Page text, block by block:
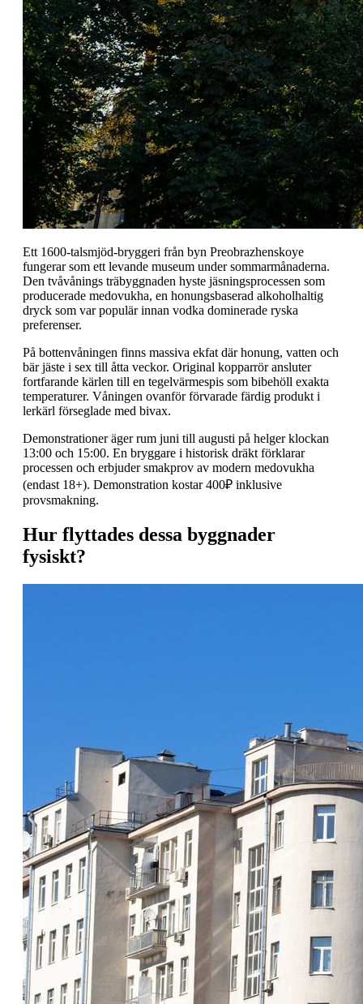
Ett 1600-talsmjöd-bryggeri från byn Preobrazhenskoye
fungerar som ett levande museum under sommarmånaderna.
Den tvåvånings träbyggnaden hyste jäsningsprocessen som
producerade medovukha, en honungsbaserad alkoholhaltig
dryck som var populär innan vodka dominerade ryska
preferenser.
På bottenvåningen finns massiva ekfat där honung, vatten och
bär jäste i sex till åtta veckor. Original kopparrör ansluter
fortfarande kärlen till en tegelvärmespis som bibehöll exakta
temperaturer. Våningen ovanför förvarade färdig produkt i
lerkärl förseglade med bivax.
Demonstrationer äger rum juni till augusti på helger klockan
13:00 och 15:00. En bryggare i historisk dräkt förklarar
processen och erbjuder smakprov av modern medovukha
(endast 18+). Demonstration kostar 400₽ inklusive
provsmakning.
Hur flyttades dessa byggnader
fysiskt?